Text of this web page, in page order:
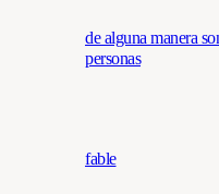
de alguna manera
personas
fable